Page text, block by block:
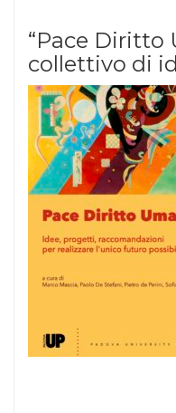
“Pace Diritto
collettivo di